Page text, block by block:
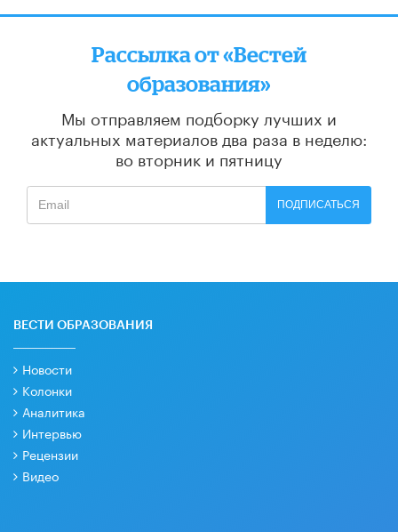
Рассылка от «Вестей
образования»
Мы отправляем подборку лучших и
актуальных материалов два раза в неделю:
во вторник и пятницу
ПОДПИСАТЬСЯ
ВЕСТИ ОБРАЗОВАНИЯ
Новости
Колонки
Аналитика
Интервью
Рецензии
Видео